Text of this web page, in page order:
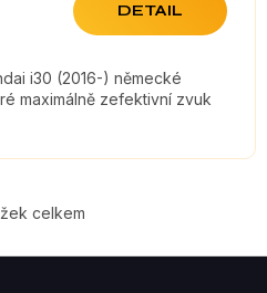
DETAIL
i30 (2016-) německé
maximálně zefektivní zvuk
O
V
celkem